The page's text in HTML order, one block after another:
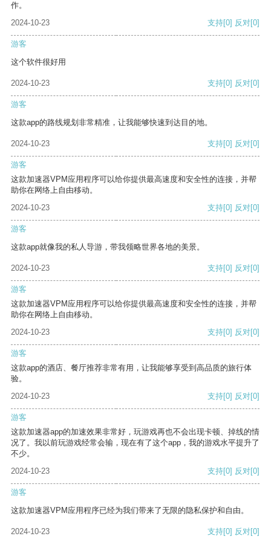
作。
2024-10-23
支持[0] 反对[0]
游客
这个软件很好用
2024-10-23 支持[0] 反对[0]
游客
这款app的路线规划非常精准，让我能够快速到达目的地。
2024-10-23 支持[0] 反对[0]
游客
这款加速器VPM应用程序可以给你提供最高速度和安全性的连接，并帮
助你在网络上自由移动。
2024-10-23
支持[0] 反对[0]
游客
这款app就像我的私人导游，带我领略世界各地的美景。
2024-10-23 支持[0] 反对[0]
游客
这款加速器VPM应用程序可以给你提供最高速度和安全性的连接，并帮
助你在网络上自由移动。
2024-10-23
支持[0] 反对[0]
游客
这款app的酒店、餐厅推荐非常有用，让我能够享受到高品质的旅行体
验。
2024-10-23
支持[0] 反对[0]
游客
这款加速器app的加速效果非常好，玩游戏再也不会出现卡顿、掉线的情
况了。我以前玩游戏经常会输，现在有了这个app，我的游戏水平提升了
不少。
2024-10-23
支持[0] 反对[0]
游客
这款加速器VPM应用程序已经为我们带来了无限的隐私保护和自由。
2024-10-23 支持[0] 反对[0]